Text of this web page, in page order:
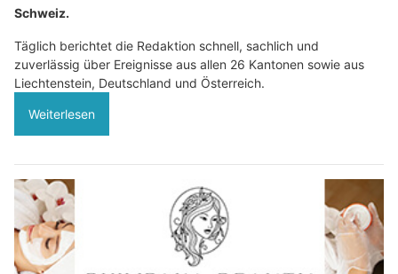
Schweiz.
Täglich berichtet die Redaktion schnell, sachlich und
zuverlässig über Ereignisse aus allen 26 Kantonen sowie aus
Liechtenstein, Deutschland und Österreich.
Weiterlesen